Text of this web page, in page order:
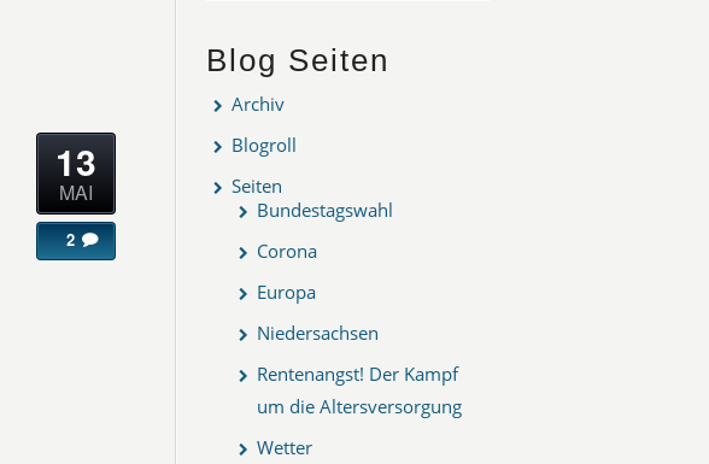
13
MAI
2
Blog Seiten
Archiv
Blogroll
Seiten
Bundestagswahl
Corona
Europa
Niedersachsen
Rentenangst! Der Kampf
um die Altersversorgung
Wetter